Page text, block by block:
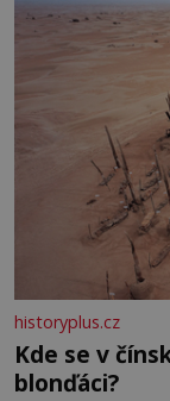
historyplus.cz
Kde se v
blonďáci?